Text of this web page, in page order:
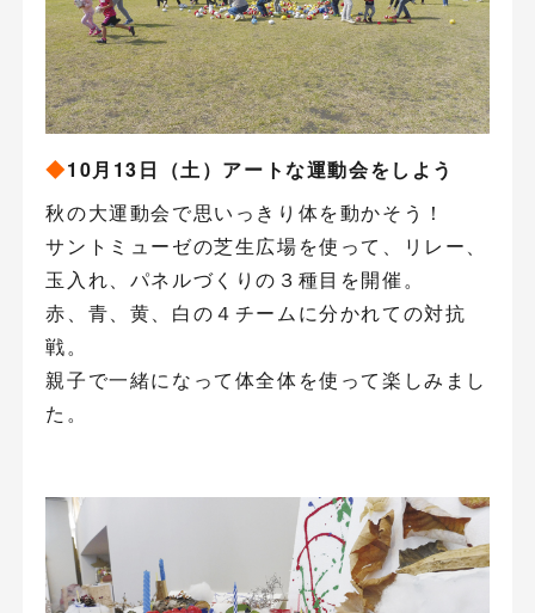
◆10月13日（土）アートな運動会をしよう
秋の大運動会で思いっきり体を動かそう！
サントミューゼの芝生広場を使って、リレー、
玉入れ、パネルづくりの３種目を開催。
赤、青、黄、白の４チームに分かれての対抗
戦。
親子で一緒になって体全体を使って楽しみまし
た。